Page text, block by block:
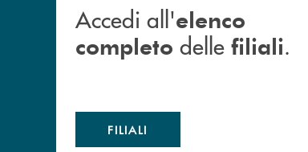
Accedi all'elenco
completo delle filiali.
FILIALI